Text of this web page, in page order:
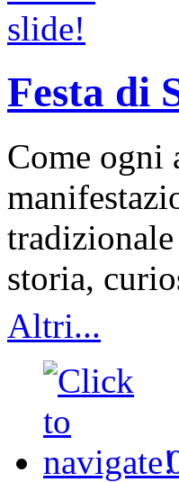
Festa di
Come ogni
storia,
Altri...